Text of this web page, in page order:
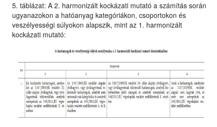
5. táblázat: A 2. harmonizált kockázati mutató a számítás során
ugyanazokon a hatóanyag kategóriákon, csoportokon és
veszélyességi súlyokon alapszik, mint az 1. harmonizált
kockázati mutató: